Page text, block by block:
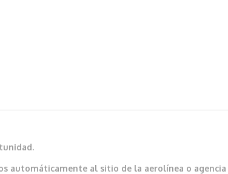
automáticamente al sitio de la aerolínea o agencia